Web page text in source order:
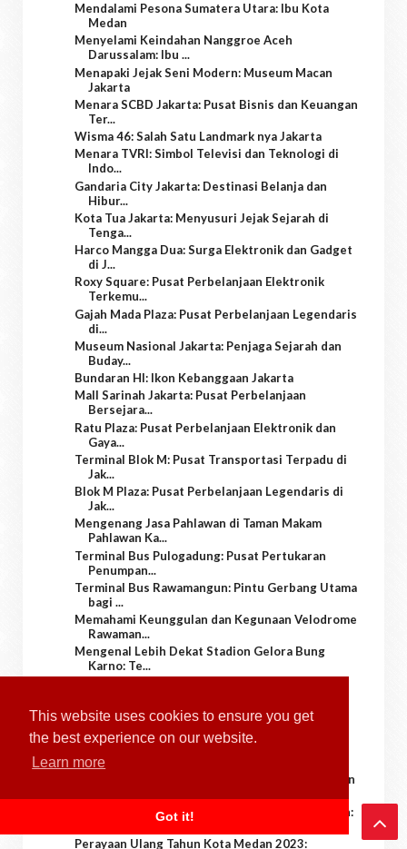
This website uses cookies to ensure you get
the best experience on our website.
Learn more
Got it!
Mendalami Pesona Sumatera Utara: Ibu Kota
Medan
Menyelami Keindahan Nanggroe Aceh
Darussalam: Ibu ...
Menapaki Jejak Seni Modern: Museum Macan
Jakarta
Menara SCBD Jakarta: Pusat Bisnis dan Keuangan
Ter...
Wisma 46: Salah Satu Landmark nya Jakarta
Menara TVRI: Simbol Televisi dan Teknologi di
Indo...
Gandaria City Jakarta: Destinasi Belanja dan
Hibur...
Kota Tua Jakarta: Menyusuri Jejak Sejarah di
Tenga...
Harco Mangga Dua: Surga Elektronik dan Gadget
di J...
Roxy Square: Pusat Perbelanjaan Elektronik
Terkemu...
Gajah Mada Plaza: Pusat Perbelanjaan Legendaris
di...
Museum Nasional Jakarta: Penjaga Sejarah dan
Buday...
Bundaran HI: Ikon Kebanggaan Jakarta
Mall Sarinah Jakarta: Pusat Perbelanjaan
Bersejara...
Ratu Plaza: Pusat Perbelanjaan Elektronik dan
Gaya...
Terminal Blok M: Pusat Transportasi Terpadu di
Jak...
Blok M Plaza: Pusat Perbelanjaan Legendaris di
Jak...
Mengenang Jasa Pahlawan di Taman Makam
Pahlawan Ka...
Terminal Bus Pulogadung: Pusat Pertukaran
Penumpan...
Terminal Bus Rawamangun: Pintu Gerbang Utama
bagi ...
Memahami Keunggulan dan Kegunaan Velodrome
Rawaman...
Mengenal Lebih Dekat Stadion Gelora Bung
Karno: Te...
Memahami Keindahan dan Sejarah Gereja
Katedral Jak...
Mengenal Lebih Dekat Monumen Nasional
(Monas): Sim...
Menikmati Keindahan Alam dan Hiburan di Taman
Mengenal Lebih Dekat Kebun Binatang Ragunan:
Perayaan Ulang Tahun Kota Medan 2023: